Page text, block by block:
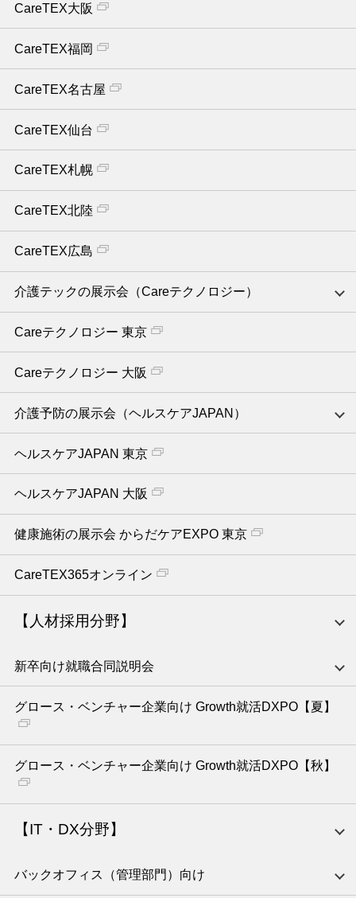
CareTEX大阪
CareTEX福岡
CareTEX名古屋
CareTEX仙台
CareTEX札幌
CareTEX北陸
CareTEX広島
介護テックの展示会（Careテクノロジー）
Careテクノロジー 東京
Careテクノロジー 大阪
介護予防の展示会（ヘルスケアJAPAN）
ヘルスケアJAPAN 東京
ヘルスケアJAPAN 大阪
健康施術の展示会 からだケアEXPO 東京
CareTEX365オンライン
【人材採用分野】
新卒向け就職合同説明会
グロース・ベンチャー企業向け Growth就活DXPO【夏】
グロース・ベンチャー企業向け Growth就活DXPO【秋】
【IT・DX分野】
バックオフィス（管理部門）向け